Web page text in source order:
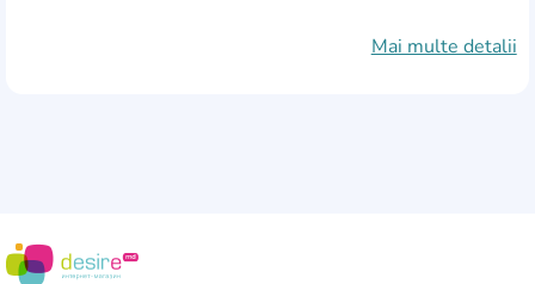
Dimensiuni (LxAxÎ)
Mai multe detalii